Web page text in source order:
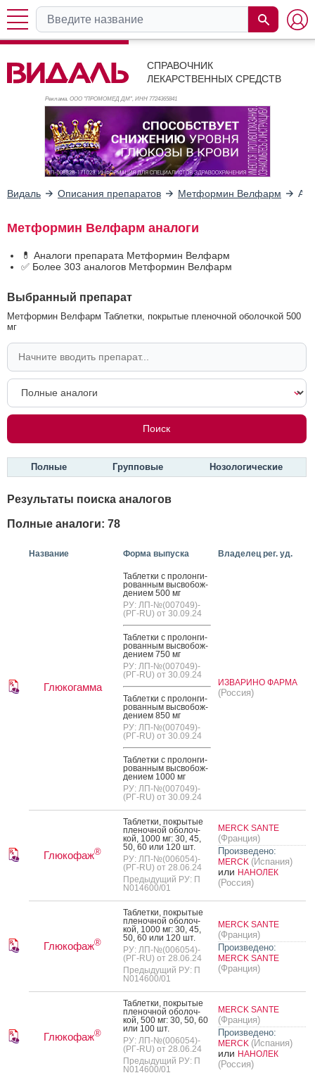
СПРАВОЧНИК
ЛЕКАРСТВЕННЫХ СРЕДСТВ
Реклама. ООО "ПРОМОМЕД ДМ", ИНН 7724365841
Видаль Описания препаратов Метформин Велфарм
Метформин Велфарм аналоги
💊 Аналоги препарата Метформин Велфарм
✅ Более 303 аналогов Метформин Велфарм
Выбранный препарат
Метформин Велфарм Таблетки, покрытые пленочной оболочкой 500
мг
Полные Групповые Нозологические
Результаты поиска аналогов
Полные аналоги: 78
Название Форма выпуска Владелец рег. уд.
Глюкогамма
Таб­летки с про­лон­ги­
рован­ным выс­во­бож­
де­ни­ем 500 мг
РУ: ЛП-№(007049)-
(РГ-RU) от 30.09.24
Таб­летки с про­лон­ги­
рован­ным выс­во­бож­
де­ни­ем 750 мг
РУ: ЛП-№(007049)-
(РГ-RU) от 30.09.24
Таб­летки с про­лон­ги­
рован­ным выс­во­бож­
де­ни­ем 850 мг
РУ: ЛП-№(007049)-
(РГ-RU) от 30.09.24
Таб­летки с про­лон­ги­
рован­ным выс­во­бож­
де­ни­ем 1000 мг
РУ: ЛП-№(007049)-
(РГ-RU) от 30.09.24
ИЗВАРИНО ФАРМА
(Россия)
Глюкофаж®
Таб­летки, пок­ры­тые
пле­ноч­ной обо­лоч­
кой, 1000 мг: 30, 45,
50, 60 или 120 шт.
РУ: ЛП-№(006054)-
(РГ-RU) от 28.06.24
Предыдущий РУ: П
N014600/01
MERCK SANTE
(Франция)
Произведено:
MERCK (Испания)
или НАНОЛЕК
(Россия)
Глюкофаж®
Таб­летки, пок­ры­тые
пле­ноч­ной обо­лоч­
кой, 1000 мг: 30, 45,
50, 60 или 120 шт.
РУ: ЛП-№(006054)-
(РГ-RU) от 28.06.24
Предыдущий РУ: П
N014600/01
MERCK SANTE
(Франция)
Произведено:
MERCK SANTE
(Франция)
Глюкофаж®
Таб­летки, пок­ры­тые
пле­ноч­ной обо­лоч­
кой, 500 мг: 30, 50, 60
или 100 шт.
РУ: ЛП-№(006054)-
(РГ-RU) от 28.06.24
Предыдущий РУ: П
N014600/01
MERCK SANTE
(Франция)
Произведено:
MERCK (Испания)
или НАНОЛЕК
(Россия)